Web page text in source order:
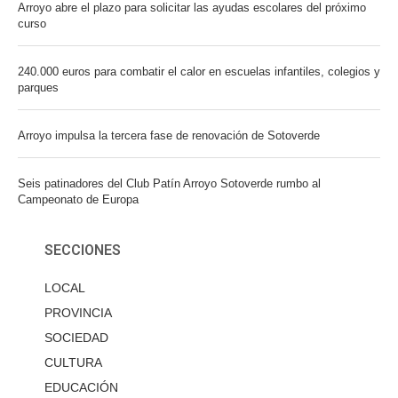
Arroyo abre el plazo para solicitar las ayudas escolares del próximo
curso
240.000 euros para combatir el calor en escuelas infantiles, colegios y
parques
Arroyo impulsa la tercera fase de renovación de Sotoverde
Seis patinadores del Club Patín Arroyo Sotoverde rumbo al
Campeonato de Europa
SECCIONES
LOCAL
PROVINCIA
SOCIEDAD
CULTURA
EDUCACIÓN